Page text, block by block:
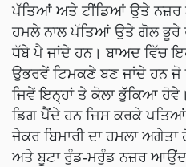
ਪੱਤਿਆਂ ਅਤੇ ਟੀਂਡਿਆਂ ਉਤੇ ਨਜ਼ਰ
ਹਮਲੇ ਨਾਲ ਪੱਤਿਆਂ ਉਤੇ ਗੋਲ ਭੂਰੇ
ਧੱਬੇ ਪੈ ਜਾਂਦੇ ਹਨ। ਬਾਅਦ ਵਿੱਚ
ਉਭਰਵੇਂ ਟਿਮਕਣੇ ਬਣ ਜਾਂਦੇ ਹਨ
ਜਿਵੇਂ ਇਨ੍ਹਾਂ ਤੇ ਕੋਲਾ ਭੁੱੱਕਿਆ
ਡਿਗ ਪੈਂਦੇ ਹਨ ਜਿਸ ਕਰਕੇ
ਜੇਕਰ ਬਿਮਾਰੀ ਦਾ ਹਮਲਾ
ਅਤੇ ਬੂਟਾ ਰੁੰਡ-ਮਰੁੰਡ ਨਜ਼ਰ ਆਉਂਦਾ